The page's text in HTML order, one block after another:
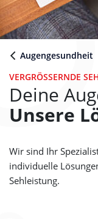
Augengesundheit
VERGRÖSSERNDE
Deine
Unsere
Wir sind Ihr
individuelle
Sehleistung.